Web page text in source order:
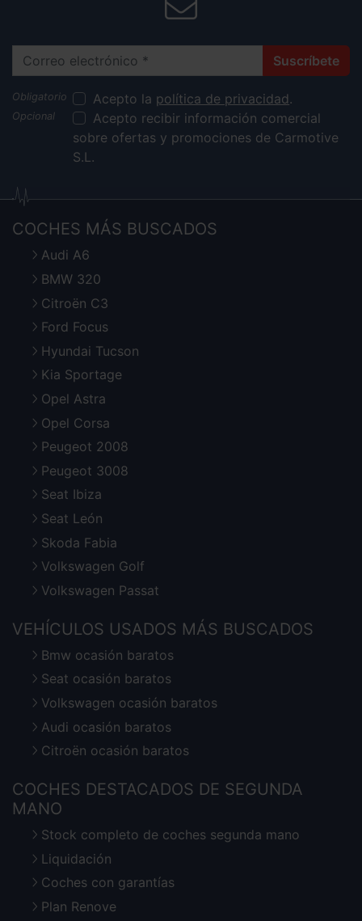
Correo electrónico Suscríbete
Acepto la política de privacidad.
Acepto recibir información comercial
sobre ofertas y promociones de Carmotive
S.L.
COCHES MÁS BUSCADOS
Audi A6
BMW 320
Citroën C3
Ford Focus
Hyundai Tucson
Kia Sportage
Opel Astra
Opel Corsa
Peugeot 2008
Peugeot 3008
Seat Ibiza
Seat León
Skoda Fabia
Volkswagen Golf
Volkswagen Passat
VEHÍCULOS USADOS MÁS BUSCADOS
Bmw ocasión baratos
Seat ocasión baratos
Volkswagen ocasión baratos
Audi ocasión baratos
Citroën ocasión baratos
COCHES DESTACADOS DE SEGUNDA
MANO
Stock completo de coches segunda mano
Liquidación
Coches con garantías
Plan Renove